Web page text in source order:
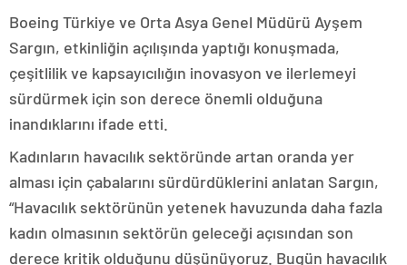
Boeing Türkiye ve Orta Asya Genel Müdürü Ayşem
Sargın, etkinliğin açılışında yaptığı konuşmada,
çeşitlilik ve kapsayıcılığın inovasyon ve ilerlemeyi
sürdürmek için son derece önemli olduğuna
inandıklarını ifade etti.
Kadınların havacılık sektöründe artan oranda yer
alması için çabalarını sürdürdüklerini anlatan Sargın,
“Havacılık sektörünün yetenek havuzunda daha fazla
kadın olmasının sektörün geleceği açısından son
derece kritik olduğunu düşünüyoruz. Bugün havacılık